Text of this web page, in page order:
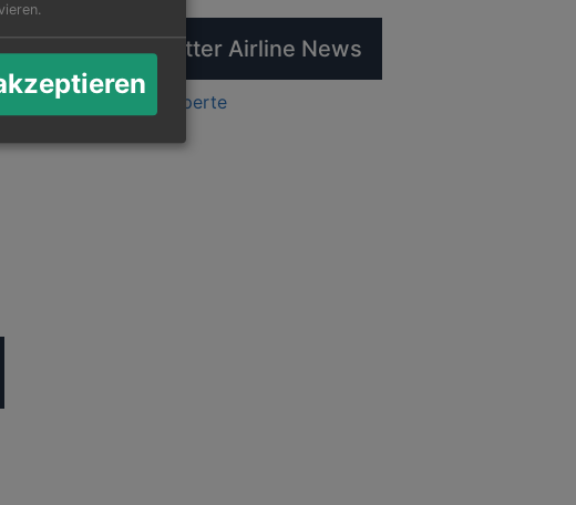
Aktuelle Twitter Airline News
Tweets by flugexperte